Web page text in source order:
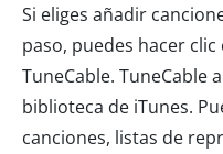
Si eliges añadir
paso, puedes hacer
TuneCable.
biblioteca de iTunes.
canciones, listas de